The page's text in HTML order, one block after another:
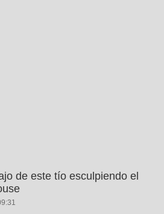
de este tío esculpiendo el